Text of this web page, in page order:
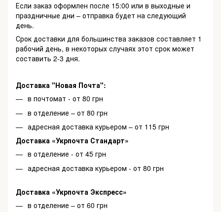
Если заказ оформлен после 15:00 или в выходные и
праздничные дни – отправка будет на следующий
день.
Срок доставки для большинства заказов составляет 1
рабочий день, в некоторых случаях этот срок может
составить 2-3 дня.
Доставка "Новая Почта":
в почтомат - от 80 грн
в отделение – от 80 грн
адресная доставка курьером – от 115 грн
Доставка «Укрпочта Стандарт»
в отделение - от 45 грн
адресная доставка курьером - от 80 грн
Доставка «Укрпочта Экспресс»
в отделение – от 60 грн